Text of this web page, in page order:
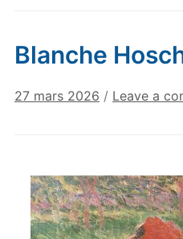
Blanche
27 mars 2026 / Leave a